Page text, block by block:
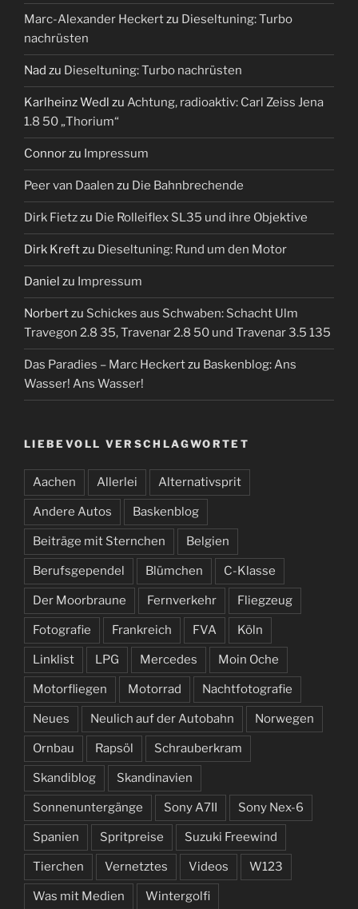
Marc-Alexander Heckertzu Dieseltuning: Turbo
nachrüsten
Nad zu Dieseltuning: Turbo nachrüsten
Karlheinz Wedl zu Achtung, radioaktiv: Carl Zeiss Jena
1.8 50 „Thorium“
Connorzu Impressum
Peer van Daalen zu Die Bahnbrechende
Dirk Fietzzu Die Rolleiflex SL35 und ihre Objektive
Dirk Kreftzu Dieseltuning: Rund um den Motor
Daniel zu Impressum
Norbertzu Schickes aus Schwaben: Schacht Ulm
Travegon 2.8 35, Travenar 2.8 50 und Travenar 3.5 135
Das Paradies – Marc Heckertzu Baskenblog: Ans
Wasser! Ans Wasser!
LIEBEVOLL VERSCHLAGWORTET
Aachen Allerlei Alternativsprit
Andere Autos Baskenblog
Beiträge mit Sternchen Belgien
Berufsgependel Blümchen C-Klasse
Der Moorbraune Fernverkehr Fliegzeug
Fotografie Frankreich FVA Köln
Linklist LPG Mercedes Moin Oche
Motorfliegen Motorrad Nachtfotografie
Neues Neulich auf der Autobahn Norwegen
Ornbau Rapsöl Schrauberkram
Skandiblog Skandinavien
Sonnenuntergänge Sony A7II Sony Nex-6
Spanien Spritpreise Suzuki Freewind
Tierchen Vernetztes Videos W123
Was mit Medien Wintergolfi